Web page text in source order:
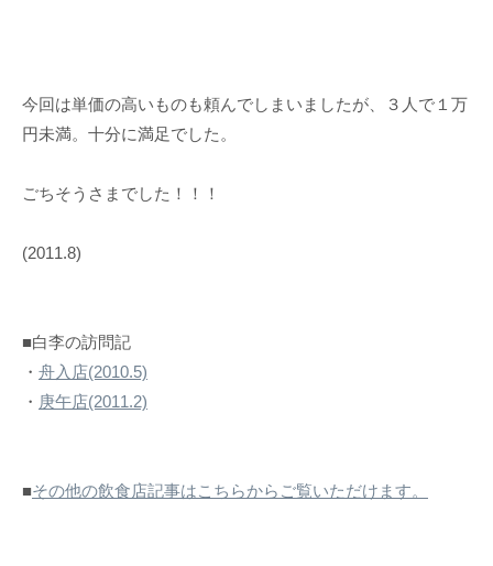
今回は単価の高いものも頼んでしまいましたが、３人で１万
円未満。十分に満足でした。
ごちそうさまでした！！！
(2011.8)
■白李の訪問記
・ 舟入店(2010.5)
・ 庚午店(2011.2)
■その他の飲食店記事はこちらからご覧いただけます。